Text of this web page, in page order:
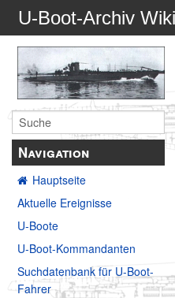
U-Boot-Archiv Wiki
Navigation
Hauptseite
Aktuelle Ereignisse
U-Boote
U-Boot-Kommandanten
Suchdatenbank für U-Boot-
Fahrer